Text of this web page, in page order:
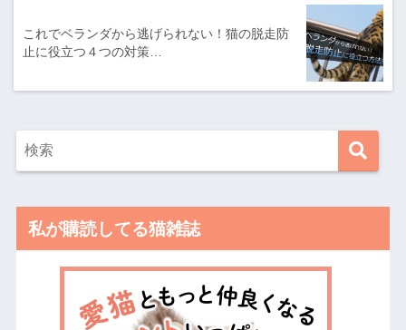
これでベランダから逃げられない！猫の脱走防
止に役立つ４つの対策…
私が購読してる猫雑誌